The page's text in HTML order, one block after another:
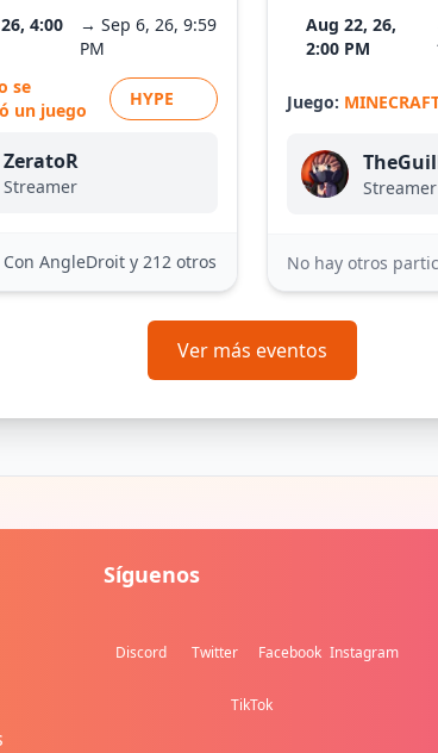
4:00
→ Sep 6, 26, 9:59
PM
se
un juego
HYPE
ZeratoR
Streamer
Con AngleDroit y 212 otros
Aug 22, 26,
2:00 PM
Juego:
Streamer
No hay otros
Ver más eventos
Síguenos
Discord Twitter Facebook Instagram
TikTok